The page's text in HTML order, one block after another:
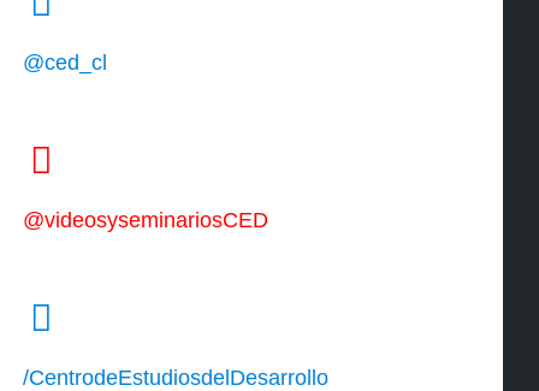
@ced_cl
@videosyseminariosCED
/CentrodeEstudiosdelDesarrollo